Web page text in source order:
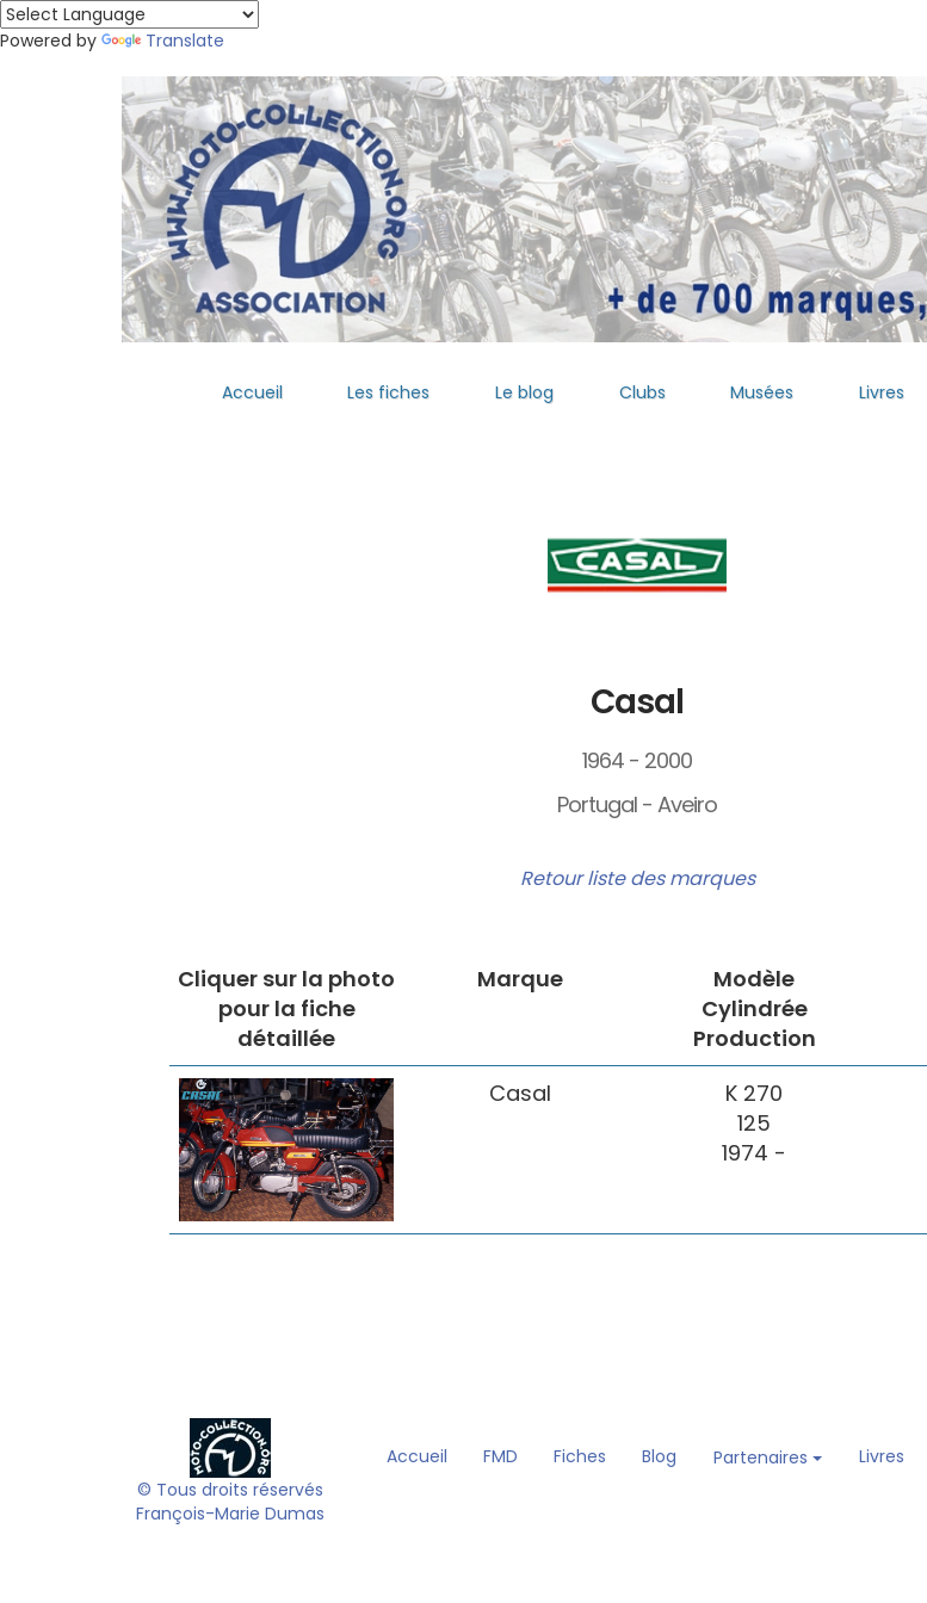
Powered by Translate
Accueil Les fiches Le blog Clubs Musées Livres
Casal
1964 - 2000
Portugal - Aveiro
Retour liste des marques
Cliquer sur la photo
pour la fiche
détaillée
Marque
Modèle
Cylindrée
Production
Casal
K 270
125
1974 -
© Tous droits réservés
François-Marie Dumas
Accueil FMD Fiches Blog Partenaires Livres